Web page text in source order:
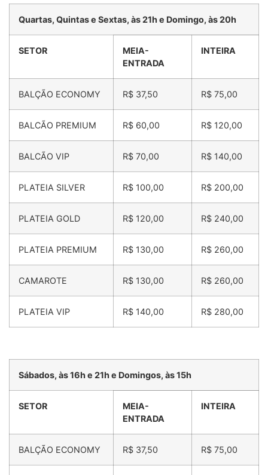
Quartas, Quintas e Sextas, às 21h e Domingo, às 20h
SETOR
MEIA-
ENTRADA
INTEIRA
BALÇÃO ECONOMY R$ 37,50 R$ 75,00
BALCÃO PREMIUM R$ 60,00 R$ 120,00
BALCÃO VIP R$ 70,00 R$ 140,00
PLATEIA SILVER R$ 100,00 R$ 200,00
PLATEIA GOLD R$ 120,00 R$ 240,00
PLATEIA PREMIUM R$ 130,00 R$ 260,00
CAMAROTE R$ 130,00 R$ 260,00
PLATEIA VIP R$ 140,00 R$ 280,00
Sábados, às 16h e 21h e Domingos, às 15h
SETOR
MEIA-
ENTRADA
INTEIRA
BALÇÃO ECONOMY R$ 37,50 R$ 75,00